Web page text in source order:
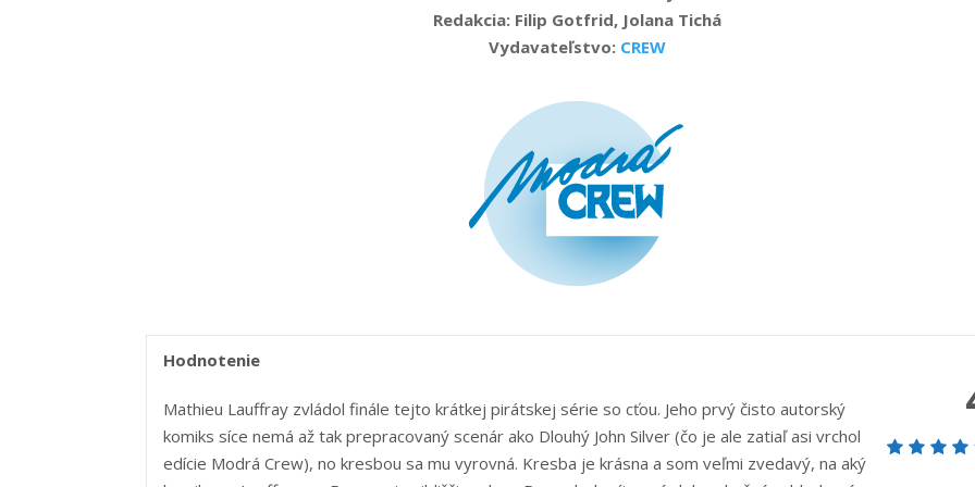
Redakcia: Filip Gotfrid, Jolana Tichá
Vydavateľstvo: CREW
Hodnotenie
Mathieu Lauffray zvládol finále tejto krátkej pirátskej série so cťou. Jeho prvý čisto autorský
komiks síce nemá až tak prepracovaný scenár ako Dlouhý John Silver (čo je ale zatiaľ asi vrchol
edície Modrá Crew), no kresbou sa mu vyrovná. Kresba je krásna a som veľmi zvedavý, na aký